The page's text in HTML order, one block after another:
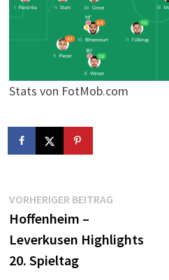
Stats von FotMob.com
Beitragsnavigation
VORHERIGER BEITRAGVorheriger
Hoffenheim –
Leverkusen Highlights
20. Spieltag